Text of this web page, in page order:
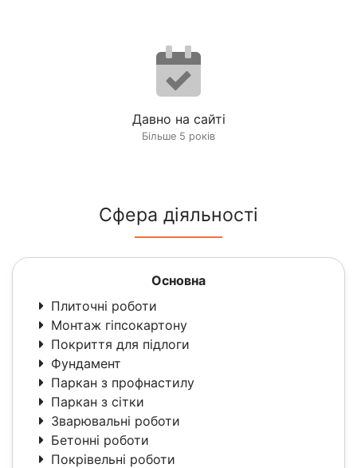
Давно на сайті
Більше 5 років
Сфера діяльності
Основна
Плиточні роботи
Монтаж гіпсокартону
Покриття для підлоги
Фундамент
Паркан з профнастилу
Паркан з сітки
Зварювальні роботи
Бетонні роботи
Покрівельні роботи